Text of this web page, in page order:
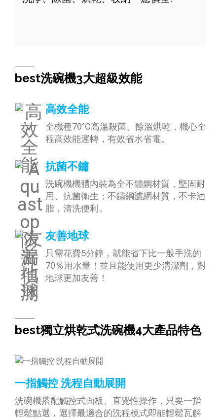
best洗碗機3大超級效能
高效全能
全機種70°C高溫殺菌、餘溫烘乾，機心全
程高效能運轉，有效省水省電。
抗菌不鏽
洗碗機機體內裝為全不鏽鋼材質，堅固耐
用、抗菌衛生；不鏽鋼濾網材質，不卡油
脂，清洗便利。
友善地球
只需花費5分鐘，就能省下比一般手洗的
70％用水量！並且能使用更少清潔劑，對
地球更加友善！
best獨立烘乾式洗碗機4大產品特色
一指觸控 洗程自動展開
洗碗機搭配觸控式面板、直覺性操作，只要一指
輕鬆點選，選擇最適合的洗程模式即能輕鬆瓦解